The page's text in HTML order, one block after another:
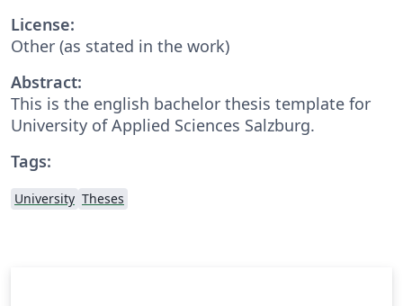
License:
Other (as stated in the work)
Abstract:
This is the english bachelor thesis template for
University of Applied Sciences Salzburg.
Tags:
University Theses